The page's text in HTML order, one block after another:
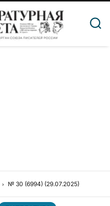
№ 30 (6994) (29.07.2025)